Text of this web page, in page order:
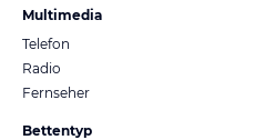
Multimedia
Telefon
Radio
Fernseher
Bettentyp